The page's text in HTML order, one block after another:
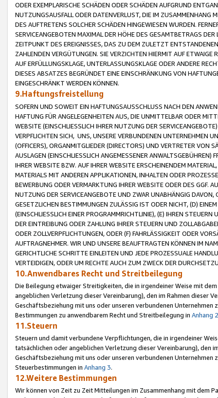
ODER EXEMPLARISCHE SCHÄDEN ODER SCHÄDEN AUFGRUND
NUTZUNGSAUSFALL ODER DATENVERLUST, DIE IM ZUSAMMENHANG
DES AUFTRETENS SOLCHER SCHÄDEN HINGEWIESEN WURDEN.
SERVICEANGEBOTEN MAXIMAL DER HÖHE DES GESAMTBETRAGS
ZEITPUNKT DES EREIGNISSES, DAS ZU DEM ZULETZT
ZAHLENDEN VERGÜTUNGEN. SIE VERZICHTEN HIERMIT AUF
AUF ERFÜLLUNGSKLAGE, UNTERLASSUNGSKLAGE ODER ANDERE
DIESES ABSATZES BEGRÜNDET EINE EINSCHRÄNKUNG VON
EINGESCHRÄNKT WERDEN KÖNNEN.
9.Haftungsfreistellung
SOFERN UND SOWEIT EIN HAFTUNGSAUSSCHLUSS NACH DEN
HAFTUNG FÜR ANGELEGENHEITEN AUS, DIE UNMITTELBAR ODER
WEBSITE (EINSCHLIESSLICH IHRER NUTZUNG DER
VERPFLICHTEN SICH, UNS, UNSERE VERBUNDENEN UNTERNEHMEN
(OFFICERS), ORGANMITGLIEDER (DIRECTORS) UND VERTRETER VON
AUSLAGEN (EINSCHLIESSLICH ANGEMESSENER
IHRER WEBSITE BZW. AUF IHRER WEBSITE ERSCHEINENDEM
MATERIALS MIT ANDEREN APPLIKATIONEN, INHALTEN ODER
BEWERBUNG ODER VERMARKTUNG IHRER WEBSITE ODER DES GGF.
NUTZUNG DER SERVICEANGEBOTE UND ZWAR UNABHÄNGIG
GESETZLICHEN BESTIMMUNGEN ZULÄSSIG IST ODER NICHT, (D)
(EINSCHLIESSLICH EINER PROGRAMMRICHTLINIE), (E) IHREN
DER EINTREIBUNG ODER ZAHLUNG IHRER STEUERN UND
ODER ZOLLVERPFLICHTUNGEN, ODER (F) FAHRLÄSSIGKEIT ODER
AUFTRAGNEHMER. WIR UND UNSERE BEAUFTRAGTEN KÖNNEN IM
GERICHTLICHE SCHRITTE EINLEITEN UND JEDE PROZESSUALE
VERTEIDIGEN, ODER UM RECHTE AUCH ZUM ZWECK DER
10.Anwendbares Recht und Streitbeilegung
Die Beilegung etwaiger Streitigkeiten, die in irgendeiner Weise mit
angeblichen Verletzung dieser Vereinbarung), den im Rahmen dieser
Geschäftsbeziehung mit uns oder unseren verbundenen
Bestimmungen zu anwendbarem Recht und Streitbeilegung in Anhang 2
11.Steuern
Steuern und damit verbundene Verpflichtungen, die in irgendeiner
tatsächlichen oder angeblichen Verletzung dieser Vereinbarung), den
Geschäftsbeziehung mit uns oder unseren verbundenen
Steuerbestimmungen in Anhang 3.
12.Weitere Bestimmungen
Wir können von Zeit zu Zeit Mitteilungen im Zusammenhang mit dem